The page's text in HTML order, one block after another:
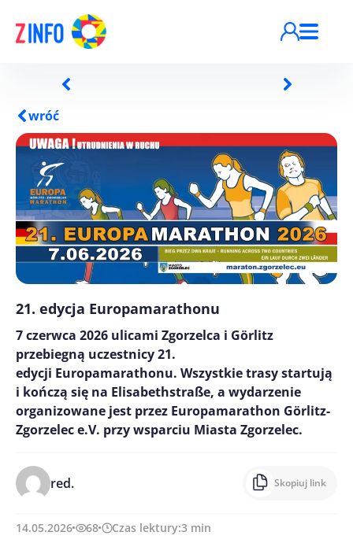
wróć
21. edycja Europamarathonu
7 czerwca 2026 ulicami Zgorzelca i Görlitz
przebiegną uczestnicy 21.
edycji Europamarathonu. Wszystkie trasy startują
i kończą się na Elisabethstraße, a wydarzenie
organizowane jest przez Europamarathon Görlitz-
Zgorzelec e.V. przy wsparciu Miasta Zgorzelec.
red. Skopiuj link
14.05.2026 68 Czas lektury:3 min